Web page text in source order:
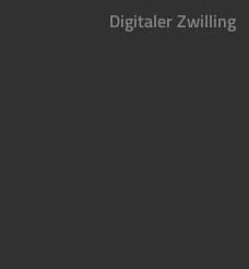
Digitaler Zwilling